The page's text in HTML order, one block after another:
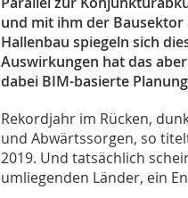
und mit ihm der Bausektor
Hallenbau spiegeln sich
Auswirkungen hat das
dabei BIM-basierte
Rekordjahr im Rücken,
und Abwärtssorgen, so
2019. Und tatsächlich
umliegenden Länder, ein